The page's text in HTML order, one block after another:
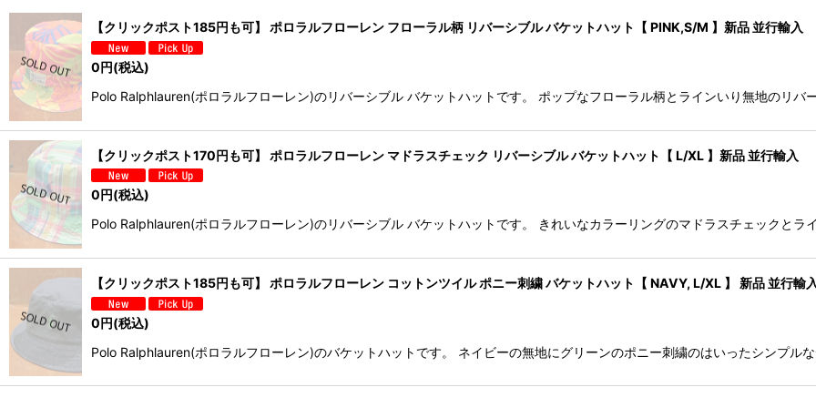
【クリックポスト185円も可】 ポロラルフローレン フローラル柄 リバーシブル バケットハット【 PINK,S/M 】新品 並行輸入
0円(税込)
Polo Ralphlauren(ポロラルフローレン)のリバーシブル バケットハットです。 ポップなフローラル柄とラインいり無地のリ
【クリックポスト170円も可】 ポロラルフローレン マドラスチェック リバーシブル バケットハット【 L/XL 】新品 並行輸入
0円(税込)
Polo Ralphlauren(ポロラルフローレン)のリバーシブル バケットハットです。 きれいなカラーリングのマドラスチェックと
【クリックポスト185円も可】 ポロラルフローレン コットンツイル ポニー刺繍 バケットハット【 NAVY, L/XL 】 新品 並行輸
0円(税込)
Polo Ralphlauren(ポロラルフローレン)のバケットハットです。 ネイビーの無地にグリーンのポニー刺繍のはいったシンプル